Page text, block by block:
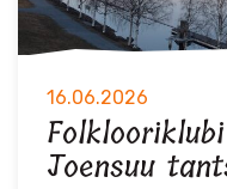
16.06.2026
Joensuu